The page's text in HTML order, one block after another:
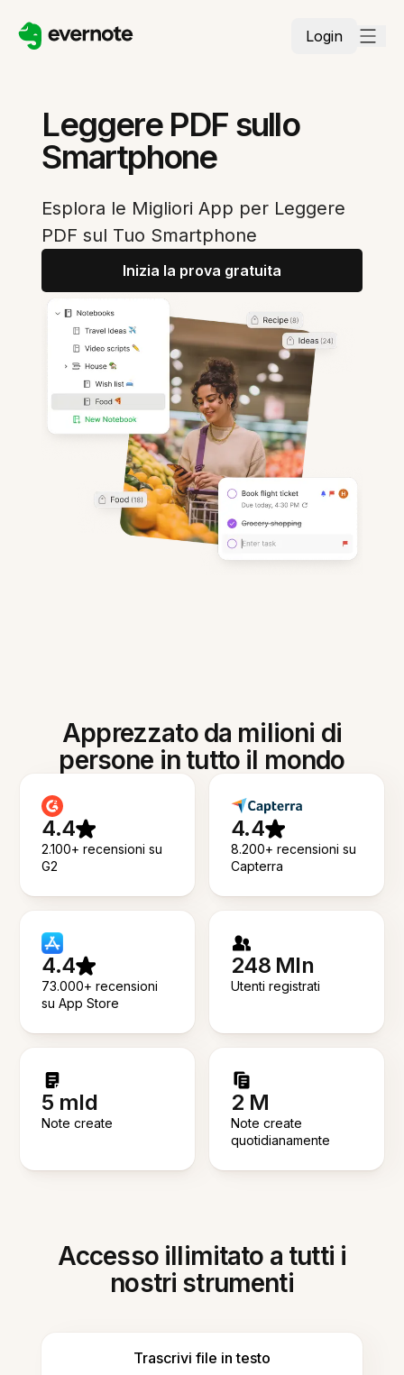
Login
Leggere PDF sullo
Smartphone
Esplora le Migliori App per Leggere
PDF sul Tuo Smartphone
Inizia la prova gratuita
Apprezzato da milioni di
persone in tutto il mondo
4.4
2.100+ recensioni su
G2
4.4
8.200+ recensioni su
Capterra
4.4
73.000+ recensioni
su App Store
248 Mln
Utenti registrati
5 mld
Note create
2 M
Note create
quotidianamente
Accesso illimitato a tutti i
nostri strumenti
Trascrivi file in testo